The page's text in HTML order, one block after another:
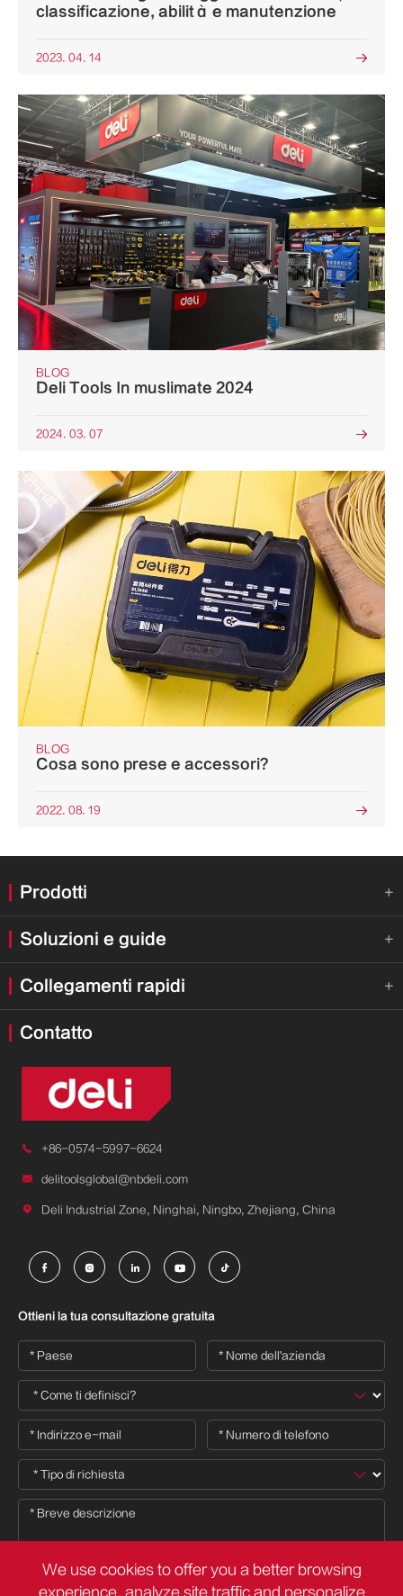
classificazione, abilità e manutenzione
2023. 04. 14 
BLOG
Deli Tools In muslimate 2024
2024. 03. 07 
BLOG
Cosa sono prese e accessori?
2022. 08. 19 
Prodotti 
Soluzioni e guide 
Collegamenti rapidi 
Contatto
 +86-0574-5997-6624
 delitoolsglobal@nbdeli.com
 Deli Industrial Zone, Ninghai, Ningbo, Zhejiang, China
    
Ottieni la tua consultazione gratuita
We use cookies to offer you a better browsing
experience, analyze site traffic and personalize